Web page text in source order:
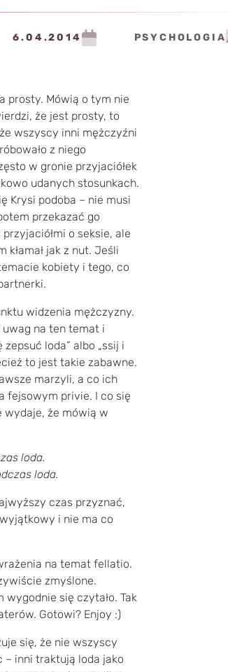
6.04.2014 PSYCHOLOGIA
prosty. Mówią o tym nie
że jest prosty, to
wszyscy inni mężczyźni
z niego
w gronie przyjaciółek
udanych stosunkach.
Krysi podoba – nie musi
przekazać go
o seksie, ale
kłamał jak z nut. Jeśli
kobiety i tego, co
widzenia mężczyzny.
uwag na ten temat i
loda” albo „ssij i
to jest takie zabawne.
marzyli, a co ich
fejsowym privie. I co się
wydaje, że mówią w
loda.
loda.
czas przyznać,
i nie ma co
na temat fellatio.
zmyślone.
się czytało. Tak
Gotowi? Enjoy :)
się, że nie wszyscy
– inni traktują loda jako